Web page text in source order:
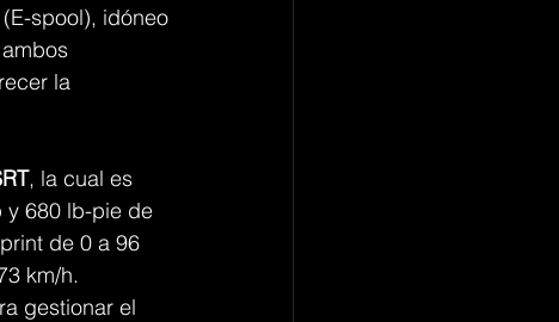
spool), idóneo
la
, la cual es
y 680 lb-pie de
de 0 a 96
km/h.
gestionar el